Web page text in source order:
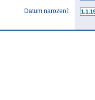
Datum narození: